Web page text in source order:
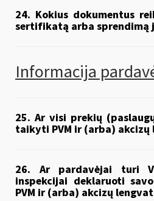
24. Kokius dokumentus
sertifikatą arba sprendimą
Informacija
25. Ar visi prekių
taikyti PVM ir (arba)
26. Ar pardavėjai turi
inspekcijai deklaruoti
PVM ir (arba) akcizų